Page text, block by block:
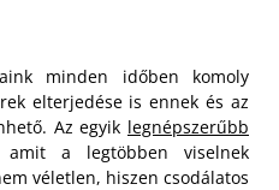
minden időben komoly
elterjedése is ennek és az
Az egyik legnépszerűbb
a legtöbben viselnek
véletlen, hiszen csodálatos